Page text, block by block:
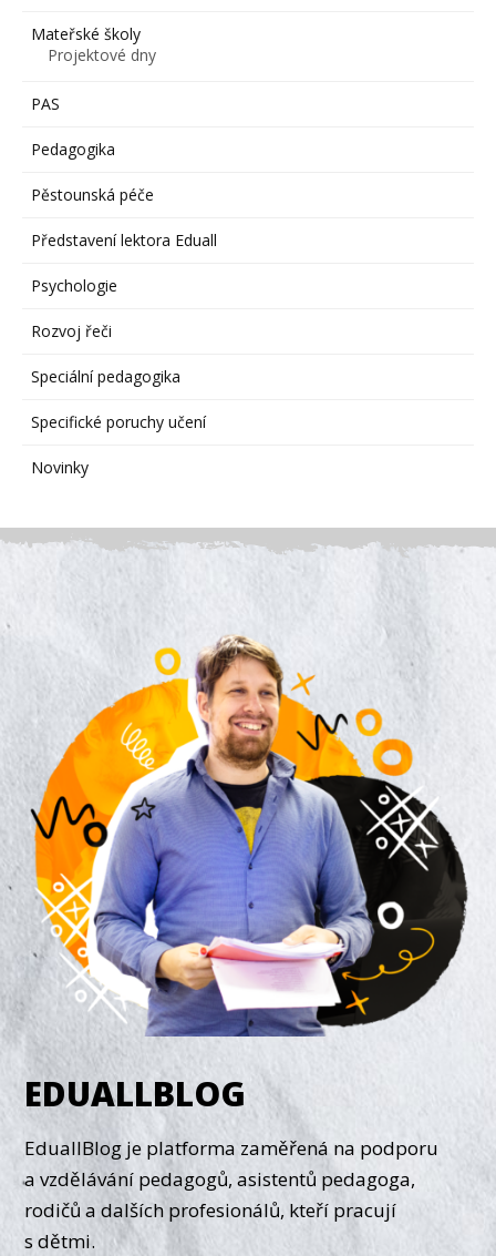
Mateřské školy
Projektové dny
PAS
Pedagogika
Pěstounská péče
Představení lektora Eduall
Psychologie
Rozvoj řeči
Speciální pedagogika
Specifické poruchy učení
Novinky
EDUALLBLOG
EduallBlog je platforma zaměřená na podporu
a vzdělávání pedagogů, asistentů pedagoga,
rodičů a dalších profesionálů, kteří pracují
s dětmi.